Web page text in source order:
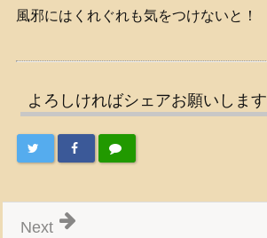
風邪にはくれぐれも気をつけないと！
よろしければシェアお願いします
Next